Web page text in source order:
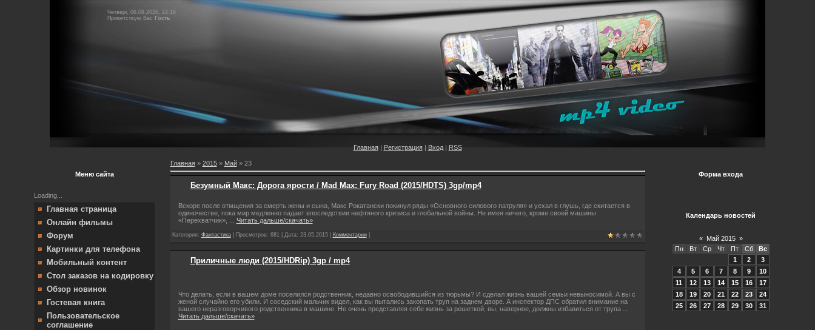
Четверг, 06.08.2026, 22:16
Приветствую Вас Гость
Главная| Регистрация| Вход| RSS
Меню сайта
Loading...
Главная страница
Онлайн фильмы
Форум
Картинки для телефона
Мобильный контент
Стол заказов на кодировку
Обзор новинок
Гостевая книга
Пользовательское
соглашение
Главная» 2015 » Май » 23
Безумный Макс: Дорога ярости / Mad Max: Fury Road (2015/HDTS) 3gp/mp4
Вскоре после отмщения за смерть жены и сына, Макс Рокатански покинул ряды «Основного силового патруля» и уехал в глушь, где скитается в
одиночестве, пока мир медленно падает впоследствии нефтяного кризиса и глобальной войны. Не имея ничего, кроме своей машины
«Перехватчик»,
Читать дальше/скачать»
Категория: Фантастика| Просмотров: 681 | Дата: 23.05.2015| Комментарии|
Приличные люди (2015/HDRip) 3gp / mp4
Что делать, если в вашем доме поселился родственник, недавно освободившийся из тюрьмы? И сделал жизнь вашей семьи невыносимой. А вы с
женой случайно его убили. И соседский мальчик видел, как вы пытались закопать труп на заднем дворе. А инспектор ДПС обратил внимание на
вашего неразговорчивого родственника в машине. Не очень представляя себе жизнь за решеткой, вы, наверное, должны избавиться от трупа
Читать дальше/скачать»
Форма входа
Календарь новостей
« Май 2015 »
Пн
Вт Ср Чт Пт Сб
Вс
1
2
3
4
5 6 7 8 9
10
11
12 13 14 15 16
17
18
19 20 21 22 23
24
25
26 27 28 29 30 31